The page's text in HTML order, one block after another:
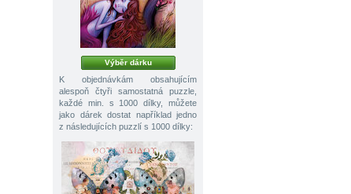
Výběr dárku
K objednávkám obsahujícím
alespoň čtyři samostatná puzzle,
každé min. s 1000 dílky, můžete
jako dárek dostat například jedno
z následujících puzzlí s 1000 dílky: